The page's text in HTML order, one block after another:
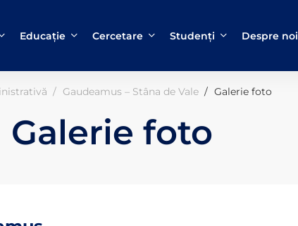
Educație Cercetare Studenți Despre noi
Gaudeamus – Stâna de Vale Galerie foto
Galerie foto